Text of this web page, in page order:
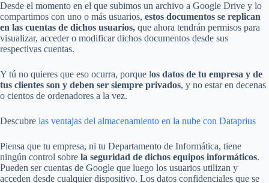
Desde el momento en el que subimos un archivo a Google Drive y lo
compartimos con uno o más usuarios, estos documentos se replican
en las cuentas de dichos usuarios, que ahora tendrán permisos para
visualizar, acceder o modificar dichos documentos desde sus
respectivas cuentas.
Y tú no quieres que eso ocurra, porque los datos de tu empresa y de
tus clientes son y deben ser siempre privados, y no estar en decenas
o cientos de ordenadores a la vez.
Descubre las ventajas del almacenamiento en la nube con Dataprius
Piensa que tu empresa, ni tu Departamento de Informática, tiene
ningún control sobre la seguridad de dichos equipos informáticos.
Pueden ser cuentas de Google que luego los usuarios utilizan y
acceden desde cualquier dispositivo. Los datos confidenciales que se